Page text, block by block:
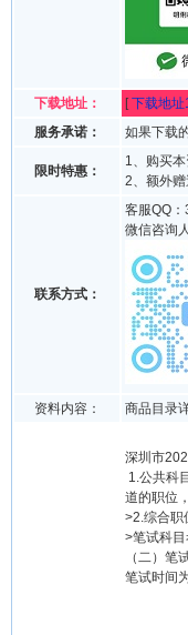
下载地址：
[下载地址
服务承诺：
如果下载
限时特惠：
1、购买
2、额外
联系方式：
客服QQ
微信咨询
资料内容： 商品目录
深圳市
1.公共科
道的职位
>2.综合职
>笔试科目
（二）笔
笔试时间